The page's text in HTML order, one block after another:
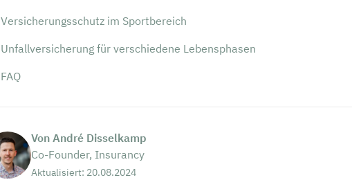
Versicherungsschutz im Sportbereich
Unfallversicherung für verschiedene Lebensphasen
FAQ
Von André Disselkamp
Co-Founder, Insurancy
Aktualisiert: 20.08.2024